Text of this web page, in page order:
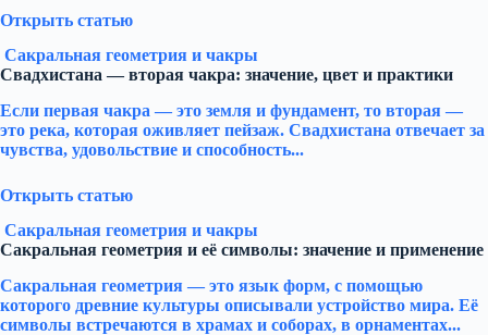
Открыть статью
Сакральная геометрия и чакры
Свадхистана — вторая чакра: значение, цвет и практики
Если первая чакра — это земля и фундамент, то вторая —
это река, которая оживляет пейзаж. Свадхистана отвечает за
чувства, удовольствие и способность...
Открыть статью
Сакральная геометрия и чакры
Сакральная геометрия и её символы: значение и применение
Сакральная геометрия — это язык форм, с помощью
которого древние культуры описывали устройство мира. Её
символы встречаются в храмах и соборах, в орнаментах...